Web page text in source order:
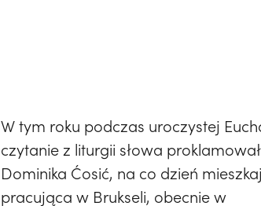
W tym roku podczas uroczystej
czytanie z liturgii słowa
Dominika Ćosić, na co dzień
pracująca w Brukseli, obecnie w